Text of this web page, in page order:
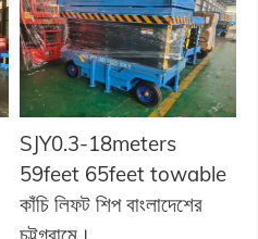
SJY0.3-18meters
59feet 65feet towable
কাঁচি লিফট শিপ বাংলাদেশের